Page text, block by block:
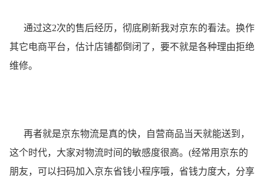
通过这2次的售后经历，彻底刷新我对京东的看法。换作
其它电商平台，估计店铺都倒闭了，要不就是各种理由拒绝
维修。
再者就是京东物流是真的快，自营商品当天就能送到，
这个时代，大家对物流时间的敏感度很高。(经常用京东的
朋友，可以扫码加入京东省钱小程序哦，省钱力度大，分享